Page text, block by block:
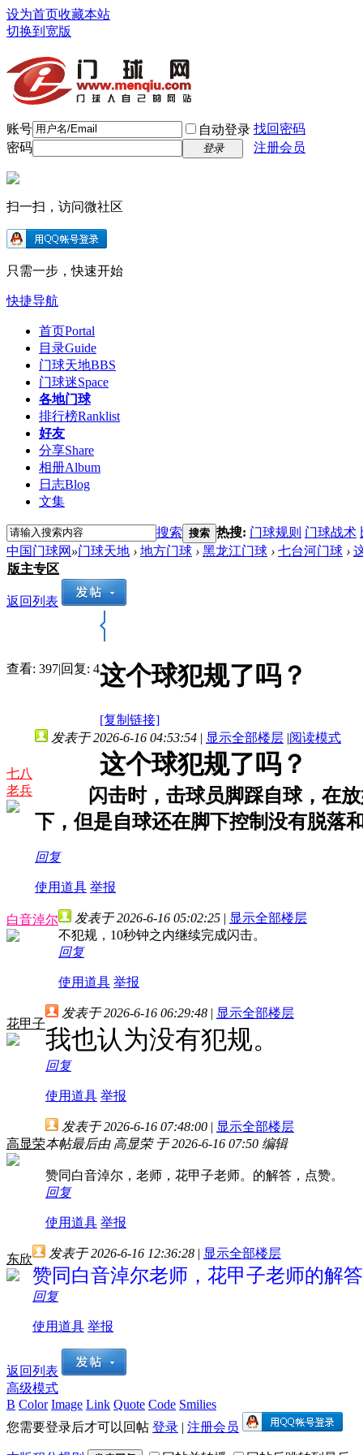
设为首页收藏本站
切换到宽版
账号 自动登录 找回密码
密码
登录 注册会员
扫一扫，访问微社区
只需一步，快速开始
快捷导航
首页Portal
目录Guide
门球天地BBS
门球迷Space
各地门球
排行榜Ranklist
好友
分享Share
相册Album
日志Blog
文集
搜索 搜索 热搜: 门球规则 门球战术
中国门球网 »门球天地 › 地方门球 › 黑龙江门球 › 七台河门球 ›
版主专区
返回列表
查看: 397|回复: 4这个球犯规了吗？
[复制链接]
七八
老兵
发表于 2026-6-16 04:53:54 | 显示全部楼层 |阅读模式
这个球犯规了吗？
闪击时，击球员脚踩自球，在放
下，但是自球还在脚下控制没有脱落
回复
使用道具 举报
白音淖尔 发表于 2026-6-16 05:02:25 | 显示全部楼层
不犯规，10秒钟之内继续完成闪击。
回复
使用道具 举报
花甲子
发表于 2026-6-16 06:29:48 | 显示全部楼层
我也认为没有犯规。
回复
使用道具 举报
高显荣
发表于 2026-6-16 07:48:00 | 显示全部楼层
本帖最后由 高显荣 于 2026-6-16 07:50 编辑
赞同白音淖尔，老师，花甲子老师。的解答，点赞。
回复
使用道具 举报
东欣 发表于 2026-6-16 12:36:28 | 显示全部楼层
赞同白音淖尔老师，花甲子老师的解
回复
使用道具 举报
返回列表
高级模式
B Color Image Link Quote Code Smilies
您需要登录后才可以回帖 登录 | 注册会员